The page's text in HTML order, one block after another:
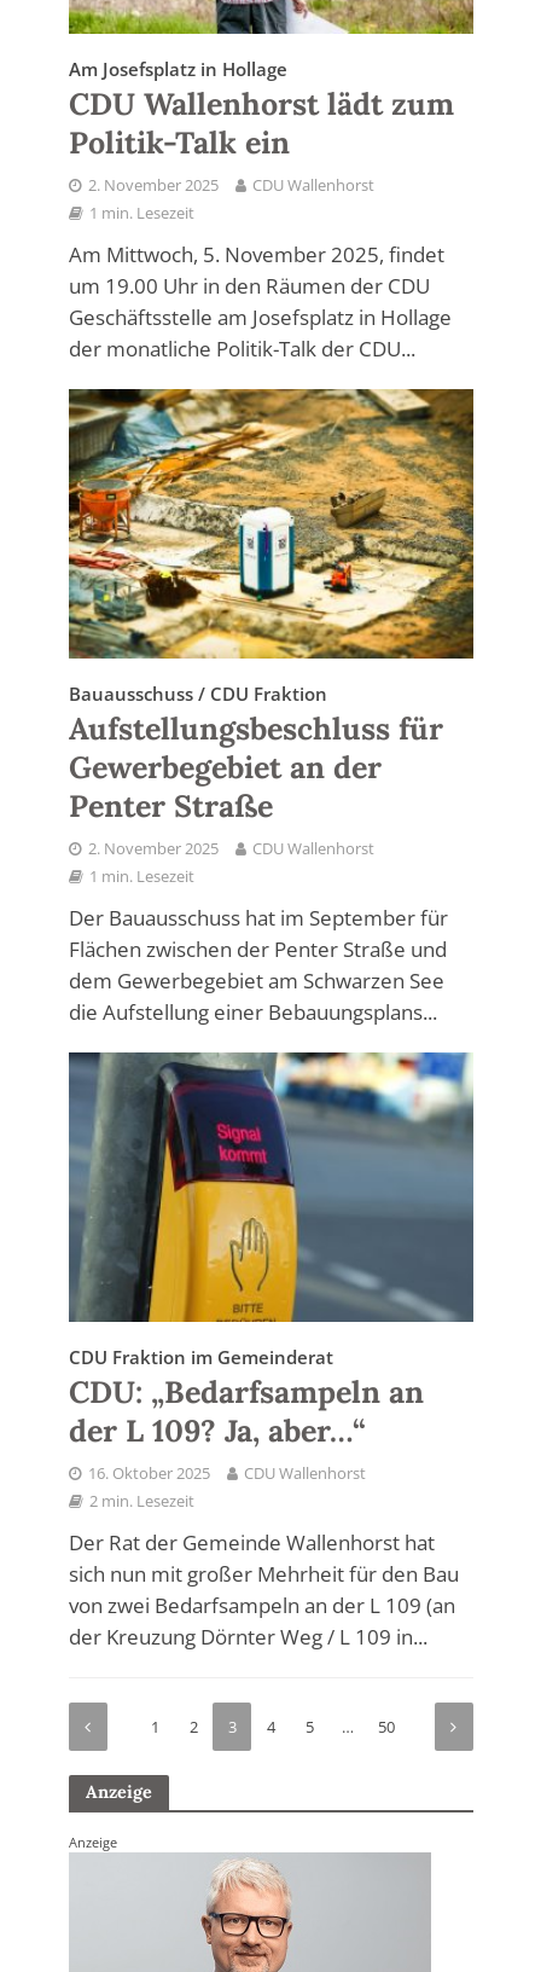
Am Josefsplatz in Hollage
CDU Wallenhorst lädt zum
Politik-Talk ein
2. November 2025
CDU Wallenhorst
1 min. Lesezeit
Am Mittwoch, 5. November 2025, findet
um 19.00 Uhr in den Räumen der CDU
Geschäftsstelle am Josefsplatz in Hollage
der monatliche Politik-Talk der CDU...
Bauausschuss / CDU Fraktion
Aufstellungsbeschluss für
Gewerbegebiet an der
Penter Straße
2. November 2025
CDU Wallenhorst
1 min. Lesezeit
Der Bauausschuss hat im September für
Flächen zwischen der Penter Straße und
dem Gewerbegebiet am Schwarzen See
die Aufstellung einer Bebauungsplans...
CDU Fraktion im Gemeinderat
CDU: „Bedarfsampeln an
der L 109? Ja, aber…“
16. Oktober 2025
CDU Wallenhorst
2 min. Lesezeit
Der Rat der Gemeinde Wallenhorst hat
sich nun mit großer Mehrheit für den Bau
von zwei Bedarfsampeln an der L 109 (an
der Kreuzung Dörnter Weg / L 109 in...
1 2 3 4 5 … 50
Anzeige
Anzeige